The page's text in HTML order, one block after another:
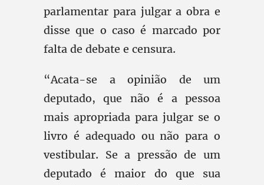
parlamentar para julgar a obra e
disse que o caso é marcado por
falta de debate e censura.
“Acata-se a opinião de um
deputado, que não é a pessoa
mais apropriada para julgar se o
livro é adequado ou não para o
vestibular. Se a pressão de um
deputado é maior do que sua